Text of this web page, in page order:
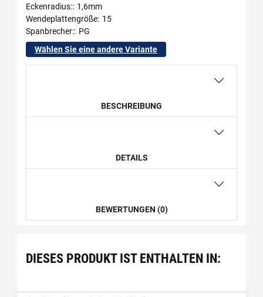
Eckenradius: 1,6mm
Wendeplattengröße 15
Spanbrecher: PG
Wählen Sie eine andere Variante
BESCHREIBUNG
DETAILS
BEWERTUNGEN (0)
DIESES PRODUKT IST ENTHALTEN IN: